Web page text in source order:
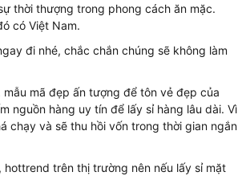
thời thượng trong phong cách ăn mặc.
có Việt Nam.
đi nhé, chắc chắn chúng sẽ không làm
mã đẹp ấn tượng để tôn vẻ đẹp của
nguồn hàng uy tín để lấy sỉ hàng lâu dài. Vì
chạy và sẽ thu hồi vốn trong thời gian ngắn
trên thị trường nên nếu lấy sỉ mặt